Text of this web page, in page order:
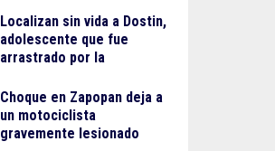
de Reforestación
Localizan sin vida a Dostin,
adolescente que fue
arrastrado por la
de Oblatos
Choque en Zapopan deja a
un motociclista
gravemente lesionado